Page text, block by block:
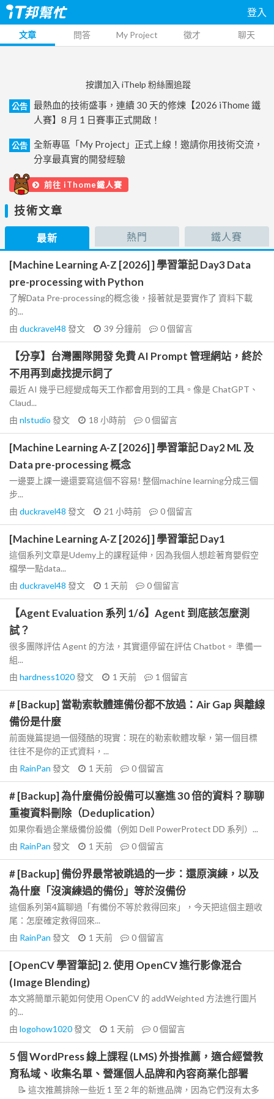
登入
文章 問答 My Project 徵才 聊天
按讚加入 iThelp 粉絲團追蹤
公告
最熱血的技術盛事，連續 30 天的修煉【2026 iThome 鐵
人賽】8 月 1 日賽事正式開啟！
公告
全新專區「My Project」正式上線！邀請你用技術交流，
分享最真實的開發經驗
前往 iThome鐵人賽
技術文章
最新 熱門 鐵人賽
[Machine Learning A-Z [2026] ] 學習筆記 Day3 Data
pre-processing with Python
了解Data Pre-processing的概念後，接著就是要實作了 資料下載
的...
由 duckravel48 發文 39 分鐘前 0個留言
【分享】台灣團隊開發 免費 AI Prompt 管理網站，終於
不用再到處找提示詞了
最近 AI 幾乎已經變成每天工作都會用到的工具。像是 ChatGPT、
Claud...
由 nlstudio 發文 18 小時前 0個留言
[Machine Learning A-Z [2026] ] 學習筆記 Day2 ML 及
Data pre-processing 概念
一邊要上課一邊還要寫這個不容易! 整個machine learning分成三個
步...
由 duckravel48 發文 21 小時前 0個留言
[Machine Learning A-Z [2026] ] 學習筆記 Day1
這個系列文章是Udemy上的課程延伸，因為我個人想趁著育嬰假空
檔學一點data...
由 duckravel48 發文 1 天前 0個留言
【Agent Evaluation 系列 1/6】Agent 到底該怎麼測
試？
很多團隊評估 Agent 的方法，其實還停留在評估 Chatbot。 準備一
組...
由 hardness1020發文 1 天前 1 個留言
# [Backup] 當勒索軟體連備份都不放過：Air Gap 與離線
備份是什麼
前面幾篇提過一個殘酷的現實：現在的勒索軟體攻擊，第一個目標
往往不是你的正式資料，...
由 RainPan 發文 1 天前 0個留言
# [Backup] 為什麼備份設備可以塞進 30 倍的資料？聊聊
重複資料刪除（Deduplication）
如果你看過企業級備份設備（例如 Dell PowerProtect DD 系列）...
由 RainPan 發文 1 天前 0個留言
# [Backup] 備份界最常被跳過的一步：還原演練，以及
為什麼「沒演練過的備份」等於沒備份
這個系列第4篇聊過「有備份不等於救得回來」，今天把這個主題收
尾：怎麼確定救得回來...
由 RainPan 發文 1 天前 0個留言
[OpenCV 學習筆記] 2. 使用 OpenCV 進行影像混合
(Image Blending)
本文將簡單示範如何使用 OpenCV 的 addWeighted 方法進行圖片
的...
由 logohow1020發文 1 天前 0個留言
5 個 WordPress 線上課程 (LMS) 外掛推薦，適合經營教
育私域、收集名單、營運個人品牌和內容商業化部署
📝 這次推薦排除一些近 1 至 2 年的新進品牌，因為它們沒有太多